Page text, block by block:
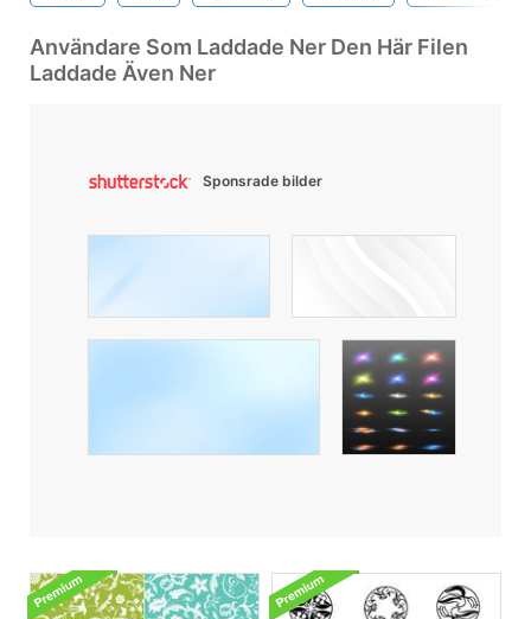
Användare Som Laddade Ner Den Här Filen
Laddade Även Ner
Sponsrade bilder